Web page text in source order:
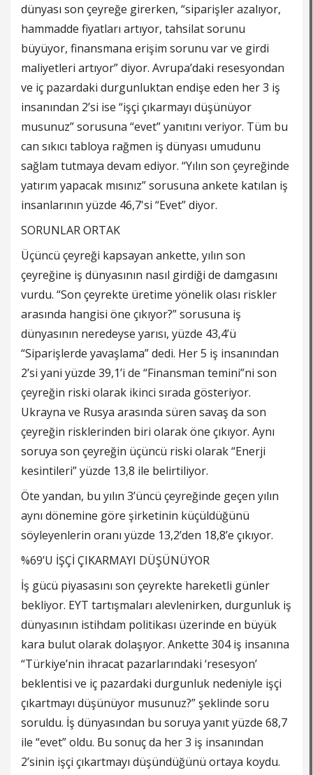
dünyası son çeyreğe girerken, “siparişler azalıyor,
hammadde fiyatları artıyor, tahsilat sorunu
büyüyor, finansmana erişim sorunu var ve girdi
maliyetleri artıyor” diyor. Avrupa’daki resesyondan
ve iç pazardaki durgunluktan endişe eden her 3 iş
insanından 2’si ise “işçi çıkarmayı düşünüyor
musunuz” sorusuna “evet” yanıtını veriyor. Tüm bu
can sıkıcı tabloya rağmen iş dünyası umudunu
sağlam tutmaya devam ediyor. “Yılın son çeyreğinde
yatırım yapacak mısınız” sorusuna ankete katılan iş
insanlarının yüzde 46,7'si “Evet” diyor.
SORUNLAR ORTAK
Üçüncü çeyreği kapsayan ankette, yılın son
çeyreğine iş dünyasının nasıl girdiği de damgasını
vurdu. “Son çeyrekte üretime yönelik olası riskler
arasında hangisi öne çıkıyor?” sorusuna iş
dünyasının neredeyse yarısı, yüzde 43,4’ü
“Siparişlerde yavaşlama” dedi. Her 5 iş insanından
2’si yani yüzde 39,1’i de “Finansman temini”ni son
çeyreğin riski olarak ikinci sırada gösteriyor.
Ukrayna ve Rusya arasında süren savaş da son
çeyreğin risklerinden biri olarak öne çıkıyor. Aynı
soruya son çeyreğin üçüncü riski olarak “Enerji
kesintileri” yüzde 13,8 ile belirtiliyor.
Öte yandan, bu yılın 3’üncü çeyreğinde geçen yılın
aynı dönemine göre şirketinin küçüldüğünü
söyleyenlerin oranı yüzde 13,2’den 18,8’e çıkıyor.
%69’U İŞÇİ ÇIKARMAYI DÜŞÜNÜYOR
İş gücü piyasasını son çeyrekte hareketli günler
bekliyor. EYT tartışmaları alevlenirken, durgunluk iş
dünyasının istihdam politikası üzerinde en büyük
kara bulut olarak dolaşıyor. Ankette 304 iş insanına
“Türkiye’nin ihracat pazarlarındaki ‘resesyon’
beklentisi ve iç pazardaki durgunluk nedeniyle işçi
çıkartmayı düşünüyor musunuz?” şeklinde soru
soruldu. İş dünyasından bu soruya yanıt yüzde 68,7
ile “evet” oldu. Bu sonuç da her 3 iş insanından
2’sinin işçi çıkartmayı düşündüğünü ortaya koydu.